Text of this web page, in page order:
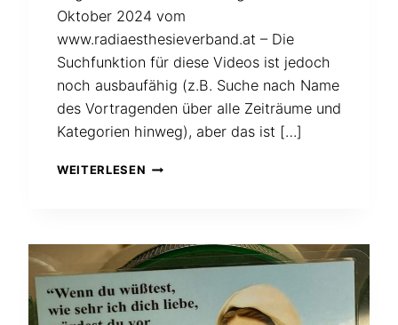
Oktober 2024 vom
www.radiaesthesieverband.at – Die
Suchfunktion für diese Videos ist jedoch
noch ausbaufähig (z.B. Suche nach Name
des Vortragenden über alle Zeiträume und
Kategorien hinweg), aber das ist […]
WEITERLESEN ALLE
AB
SOFORT
KOSTENLOS
VERFÜGBAR